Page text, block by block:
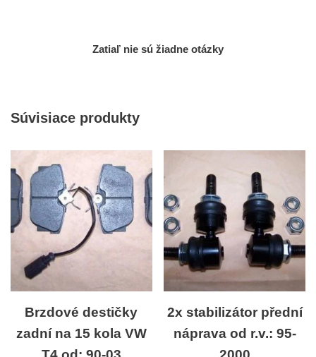
Zatiaľ nie sú žiadne otázky
Súvisiace produkty
Brzdové destičky
zadní na 15 kola VW
2x stabilizátor přední
náprava od r.v.: 95-